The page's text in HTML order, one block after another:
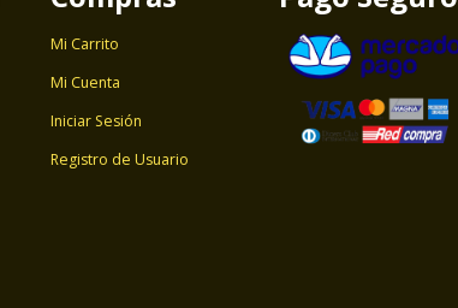
Mi Carrito
Mi Cuenta
Iniciar Sesión
Registro de Usuario